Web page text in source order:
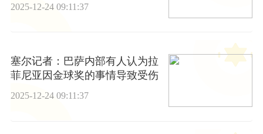
2025-12-24 09:11:37
塞尔记者：巴萨内部有人认为拉
菲尼亚因金球奖的事情导致受伤
2025-12-24 09:11:37